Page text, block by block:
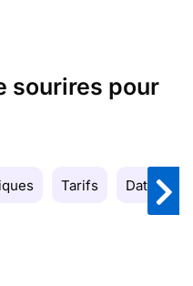
sourires pour
Tarifs Date de